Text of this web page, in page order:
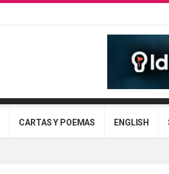
CARTAS Y POEMAS ENGLISH